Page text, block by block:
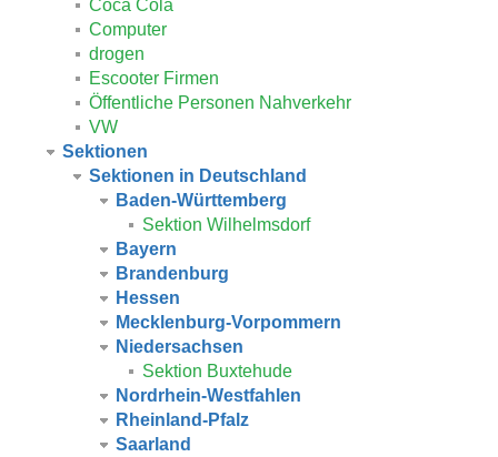
Coca Cola
Computer
drogen
Escooter Firmen
Öffentliche Personen Nahverkehr
VW
Sektionen
Sektionen in Deutschland
Baden-Württemberg
Sektion Wilhelmsdorf
Bayern
Brandenburg
Hessen
Mecklenburg-Vorpommern
Niedersachsen
Sektion Buxtehude
Nordrhein-Westfahlen
Rheinland-Pfalz
Saarland